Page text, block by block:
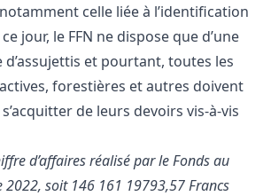
celle liée à l’identification
jour, le FFN ne dispose que d’une
et pourtant, toutes les
forestières et autres doivent
de leurs devoirs vis-à-vis
d’affaires réalisé par le Fonds au
2022, soit 146 161 19793,57 Francs